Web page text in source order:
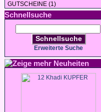
GUTSCHEINE (1)
Schnellsuche
Schnellsuche
Erweiterte Suche
Neuheiten